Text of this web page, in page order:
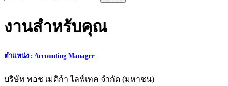
งานสำหรับคุณ
ตำแหน่ง : Accounting Manager
บริษัท พอช เมดิก้า ไลฟ์เทค จำกัด (มหาชน)